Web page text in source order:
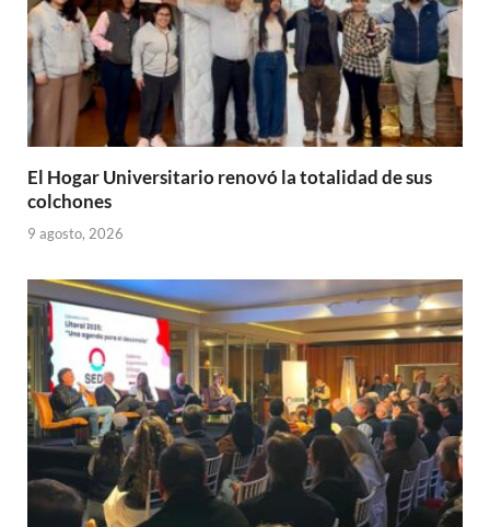
El Hogar Universitario renovó la totalidad de sus
colchones
9 agosto, 2026